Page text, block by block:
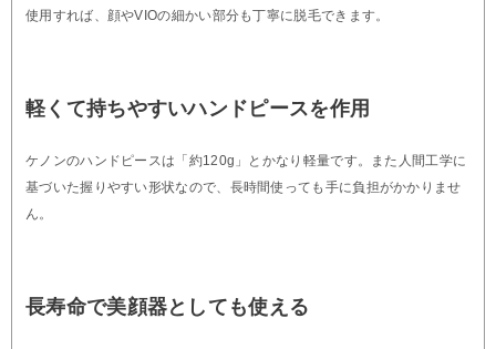
使用すれば、顔やVIOの細かい部分も丁寧に脱毛できます。
軽くて持ちやすいハンドピースを作用
ケノンのハンドピースは「約120g」とかなり軽量です。また人間工学に
基づいた握りやすい形状なので、長時間使っても手に負担がかかりませ
ん。
長寿命で美顔器としても使える